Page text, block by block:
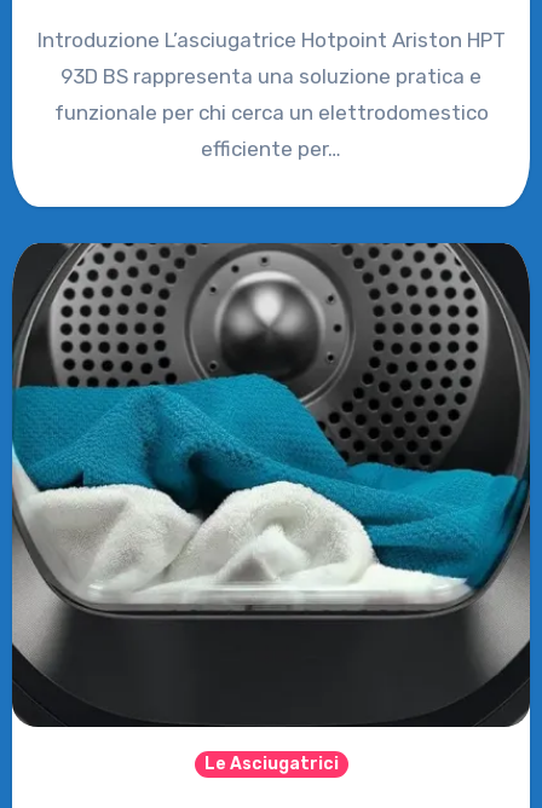
Introduzione L’asciugatrice Hotpoint Ariston HPT
93D BS rappresenta una soluzione pratica e
funzionale per chi cerca un elettrodomestico
efficiente per…
Le Asciugatrici